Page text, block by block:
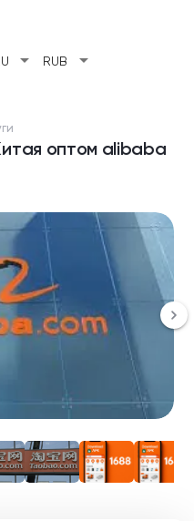
arrow_drop_down RUB arrow_drop_down
оптом alibaba